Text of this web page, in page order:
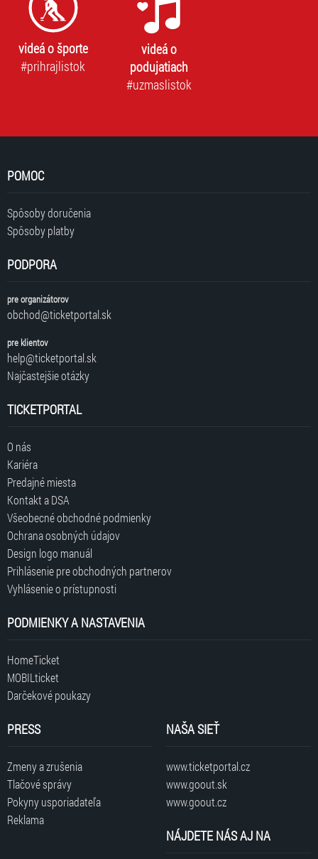
videá o športe
#prihrajlistok
videá o
podujatiach
#uzmaslistok
POMOC
Spôsoby doručenia
Spôsoby platby
PODPORA
pre organizátorov
obchod@ticketportal.sk
pre klientov
help@ticketportal.sk
Najčastejšie otázky
TICKETPORTAL
O nás
Kariéra
Predajné miesta
Kontakt a DSA
Všeobecné obchodné podmienky
Ochrana osobných údajov
Design logo manuál
Prihlásenie pre obchodných partnerov
Vyhlásenie o prístupnosti
PODMIENKY A NASTAVENIA
HomeTicket
MOBILticket
Darčekové poukazy
PRESS
Zmeny a zrušenia
Tlačové správy
Pokyny usporiadateľa
Reklama
NAŠA SIEŤ
www.ticketportal.cz
www.goout.sk
www.goout.cz
NÁJDETE NÁS AJ NA